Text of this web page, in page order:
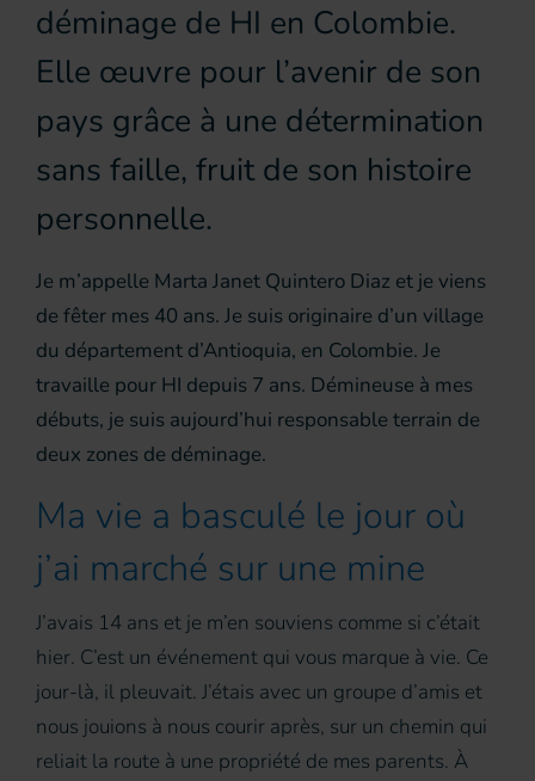
déminage de HI en Colombie.
Elle œuvre pour l’avenir de son
pays grâce à une détermination
sans faille, fruit de son histoire
personnelle.
Je m’appelle Marta Janet Quintero Diaz et je viens
de fêter mes 40 ans. Je suis originaire d’un village
du département d’Antioquia, en Colombie. Je
travaille pour HI depuis 7 ans. Démineuse à mes
débuts, je suis aujourd’hui responsable terrain de
deux zones de déminage.
Ma vie a basculé le jour où
j’ai marché sur une mine
J’avais 14 ans et je m’en souviens comme si c’était
hier. C’est un événement qui vous marque à vie. Ce
jour-là, il pleuvait. J’étais avec un groupe d’amis et
nous jouions à nous courir après, sur un chemin qui
reliait la route à une propriété de mes parents. À